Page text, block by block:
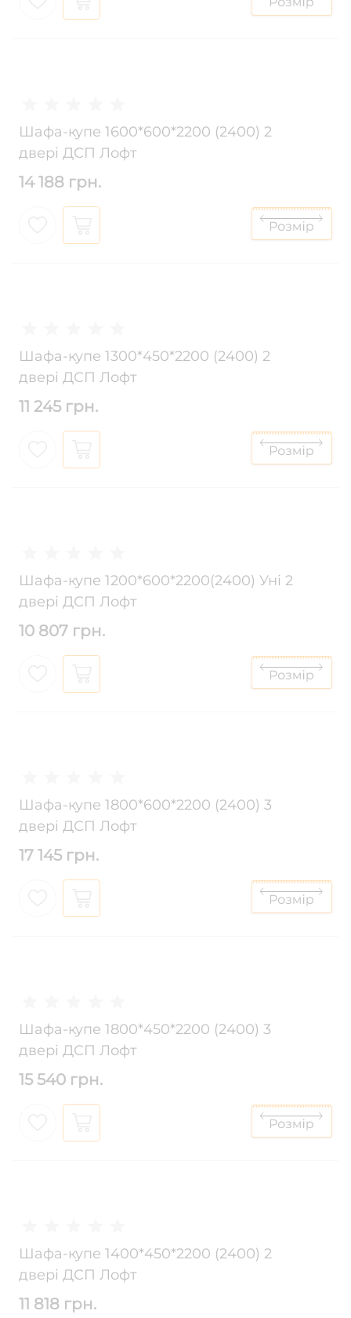
Шафа-купе 1600*600*2200 (2400) 2
двері ДСП Лофт
14 188 грн.
Шафа-купе 1300*450*2200 (2400) 2
двері ДСП Лофт
11 245 грн.
Шафа-купе 1200*600*2200(2400) Уні 2
двері ДСП Лофт
10 807 грн.
Шафа-купе 1800*600*2200 (2400) 3
двері ДСП Лофт
17 145 грн.
Шафа-купе 1800*450*2200 (2400) 3
двері ДСП Лофт
15 540 грн.
Шафа-купе 1400*450*2200 (2400) 2
двері ДСП Лофт
11 818 грн.